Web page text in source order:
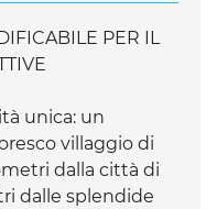
PER IL
unica: un
villaggio di
dalla città di
dalle splendide